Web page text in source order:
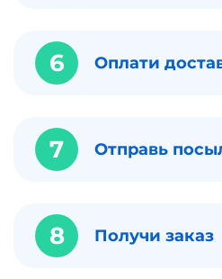
6 Оплати
7 Отправь
8 Получи заказ